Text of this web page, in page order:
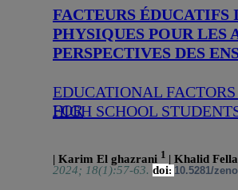
FACTEURS
PHYSIQUES POUR LES
PERSPECTIVES DES
EDUCATIONAL
FOR
HIGH SCHOOL
| Karim El ghazrani 1 | Khalid
2024; 18(1):57-63. doi: 10.5281/